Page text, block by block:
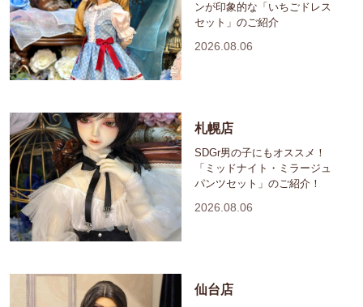
ンが印象的な「いちごドレス
セット」のご紹介
2026.08.06
札幌店
SDGr男の子にもオススメ！
「ミッドナイト・ミラージュ
パンツセット」のご紹介！
2026.08.06
仙台店